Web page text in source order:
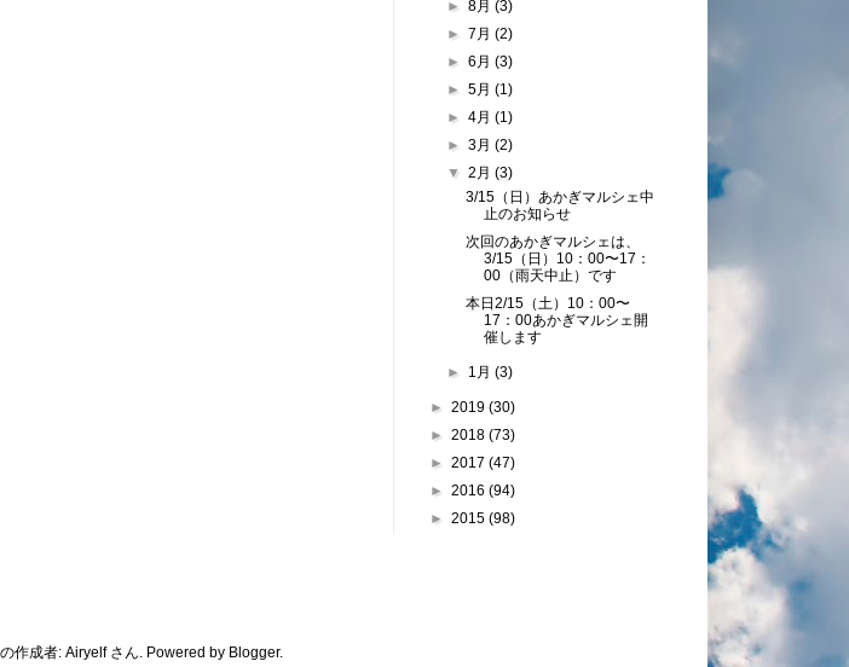
►8月(3)
►7月(2)
►6月(3)
►5月(1)
►4月(1)
►3月(2)
▼2月(3)
3/15（日）あかぎマルシェ中
止のお知らせ
次回のあかぎマルシェは、
3/15（日）10：00〜17：
00（雨天中止）です
本日2/15（土）10：00〜
17：00あかぎマルシェ開
催します
► 1月(3)
► 2019 (30)
► 2018 (73)
► 2017 (47)
► 2016 (94)
► 2015 (98)
作成者: Airyelfさん. Powered by Blogger.